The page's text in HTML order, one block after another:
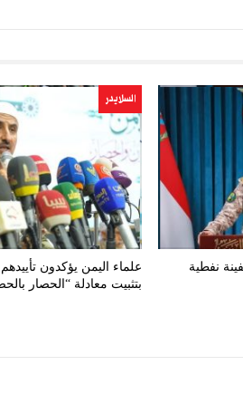
نفطية
السلايدر
علماء اليمن يؤكدون
بتثبيت معادلة “الحصار